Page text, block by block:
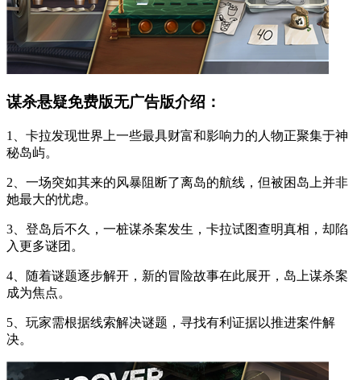
谋杀悬疑免费版无广告版介绍：
1、卡拉发现世界上一些最具财富和影响力的人物正聚集于神
秘岛屿。
2、一场突如其来的风暴阻断了离岛的航线，但被困岛上并非
她最大的忧虑。
3、登岛后不久，一桩谋杀案发生，卡拉试图查明真相，却陷
入更多谜团。
4、随着谜题逐步解开，新的冒险故事在此展开，岛上谋杀案
成为焦点。
5、玩家需根据线索解决谜题，寻找有利证据以推进案件解
决。